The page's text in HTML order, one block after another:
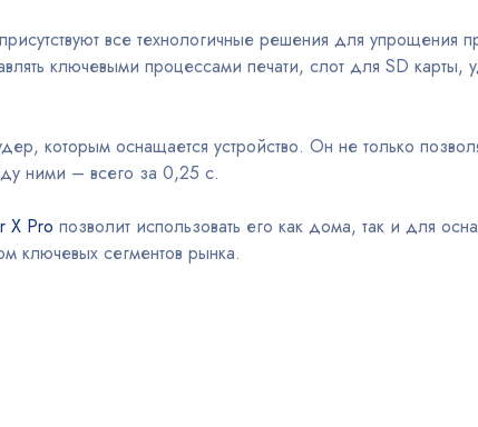
все технологичные решения для упрощения
ключевыми процессами печати, слот для SD карты,
которым оснащается устройство. Он не только
ними – всего за 0,25 с.
X Pro позволит использовать его как дома, так и для
ключевых сегментов рынка.